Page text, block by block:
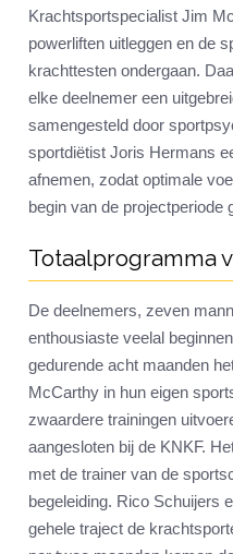
Krachtsportspecialist Jim
powerliften uitleggen en de
krachttesten ondergaan.
elke deelnemer een
samengesteld door
sportdiëtist Joris Hermans
afnemen, zodat optimale
begin van de projectperiode
Totaalprogramma
De deelnemers, zeven
enthousiaste veelal
gedurende acht maanden
McCarthy in hun eigen
zwaardere trainingen
aangesloten bij de KNKF.
met de trainer van de
begeleiding. Rico Schuijers
gehele traject de